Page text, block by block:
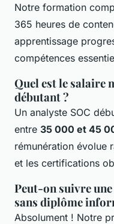
Notre formation
365 heures de
apprentissage
compétences
Quel est le salaire
débutant ?
Un analyste SOC
entre 35 000 et 45
rémunération évolue
et les certifications
Peut-on suivre
sans diplôme
Absolument ! Notre